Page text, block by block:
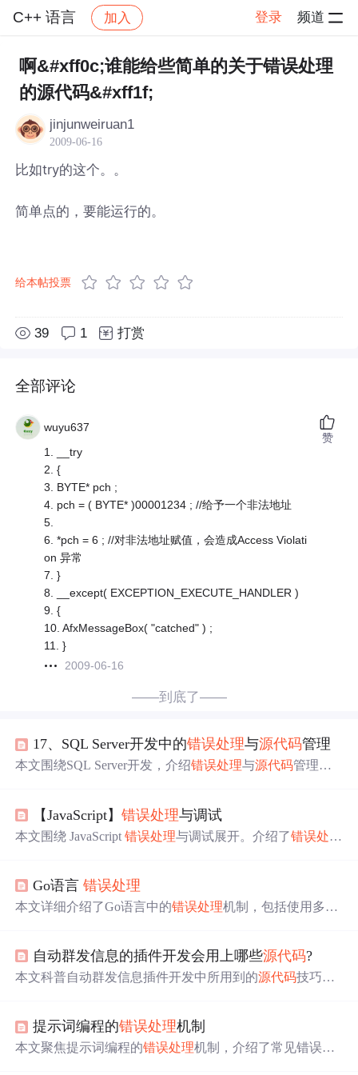
C++ 语言 加入 登录 频道
社区 C++ 语言 帖子详情
啊&#xff0c;谁能给些简单的关于错误处理
的源代码&#xff1f;
jinjunweiruan1
2009-06-16
比如try的这个。。
简单点的，要能运行的。
给本帖投票
39 1 打赏
全部评论
wuyu637
1. __try
2. {
3. BYTE* pch ;
4. pch = ( BYTE* )00001234 ; //给予一个非法地址
5.
6. *pch = 6 ; //对非法地址赋值，会造成Access Violati
on 异常
7. }
8. __except( EXCEPTION_EXECUTE_HANDLER )
9. {
10. AfxMessageBox( "catched" ) ;
11. }
2009-06-16
赞
——到底了——
17、SQL Server开发中的错误处理与源代码管理
本文围绕SQL Server开发，介绍错误处理与源代码管理。
签出签入存储过程等操作，还介绍了历史记录查看和标签
设置功能，最后给出开发建议。
【JavaScript】错误处理与调试
本文围绕 JavaScript错误处理与调试展开。介绍了错误处理
断点调试技术；分析常见错误模式，给出最佳实践；还提
及生产环境的全局错误处理及常用错误监控工具。
Go语言错误处理
本文详细介绍了Go语言中的错误处理机制，包括使用多值
实际编程中如何安全地使用错误处理。最后，展示了error
接口的应用和错误处理的最佳实践。
自动群发信息的插件开发会用上哪些源代码?
本文科普自动群发信息插件开发中所用到的源代码技巧，
提示词编程的错误处理机制
本文聚焦提示词编程的错误处理机制，介绍了常见错误类